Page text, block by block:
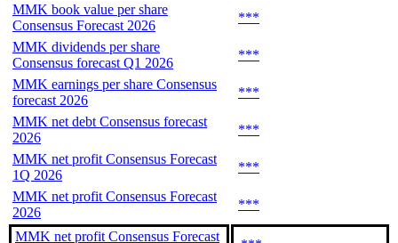
MMK book value per share
Consensus Forecast 2026
***
MMK dividends per share
Consensus forecast Q1 2026
***
MMK earnings per share Consensus
forecast 2026
***
MMK net debt Consensus forecast
2026
***
MMK net profit Consensus Forecast
1Q 2026
***
MMK net profit Consensus Forecast
2026
***
MMK net profit Consensus Forecast